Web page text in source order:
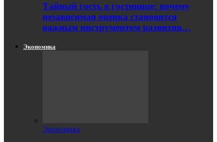
Тайный гость в гостинице: почему
независимая оценка становится
важным инструментом развития…
Экономика
Экономика